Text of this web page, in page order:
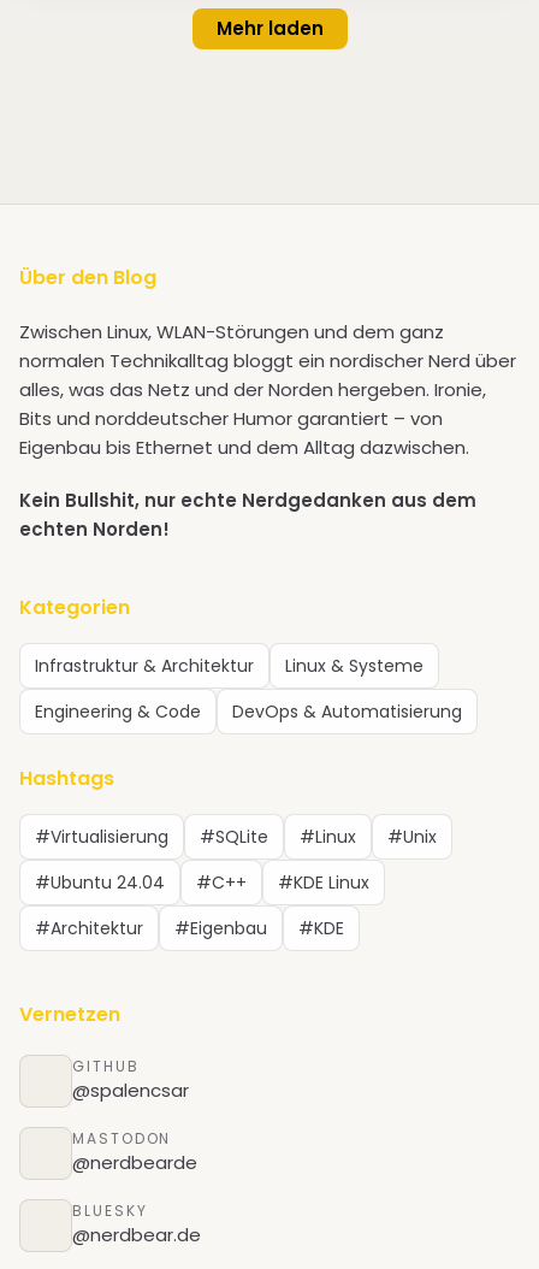
Mehr laden
Über den Blog
Zwischen Linux, WLAN-Störungen und dem ganz
normalen Technikalltag bloggt ein nordischer Nerd über
alles, was das Netz und der Norden hergeben. Ironie,
Bits und norddeutscher Humor garantiert – von
Eigenbau bis Ethernet und dem Alltag dazwischen.
Kein Bullshit, nur echte Nerdgedanken aus dem
echten Norden!
Kategorien
Infrastruktur & Architektur
Linux & Systeme
Engineering & Code
DevOps & Automatisierung
Hashtags
#Virtualisierung #SQLite #Linux
#Unix
#Ubuntu 24.04
#C++
#KDE Linux
#Architektur
#Eigenbau #KDE
Vernetzen
GITHUB
@spalencsar
MASTODON
@nerdbearde
BLUESKY
@nerdbear.de